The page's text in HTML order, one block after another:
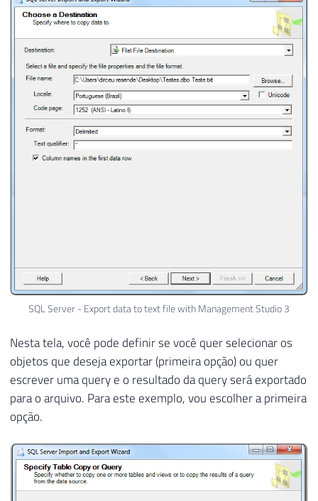
SQL Server - Export data to text file with Management Studio 3
Nesta tela, você pode definir se você quer selecionar os
objetos que deseja exportar (primeira opção) ou quer
escrever uma query e o resultado da query será exportado
para o arquivo. Para este exemplo, vou escolher a primeira
opção.